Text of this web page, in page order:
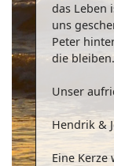
das Leben
uns
Peter
die bleiben.
Unser
Hendrik &
Eine